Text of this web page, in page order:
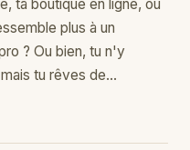
ta boutique en ligne, ou
plus à un
? Ou bien, tu n'y
tu rêves de…